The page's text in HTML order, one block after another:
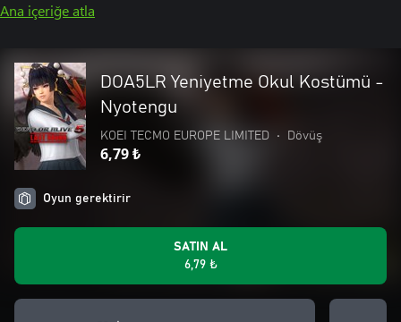
Ana içeriğe atla
DOA5LR Yeniyetme Okul Kostümü -
Nyotengu
KOEI TECMO EUROPE LIMITED • Dövüş
6,79 ₺
Oyun gerektirir
SATIN AL
6,79 ₺